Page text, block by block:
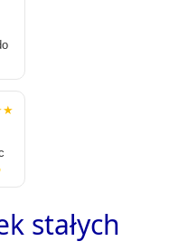
stałych